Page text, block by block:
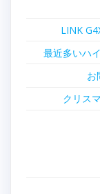
LINK
最近多いハ
お
クリス